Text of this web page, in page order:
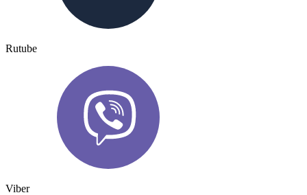
Rutube
Viber